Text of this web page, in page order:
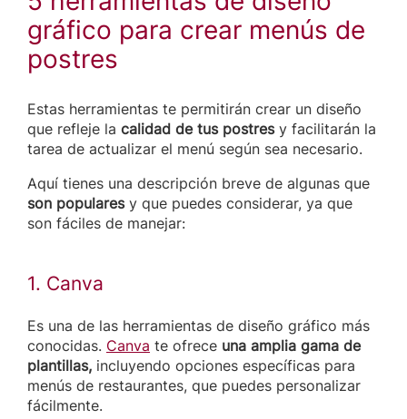
gráfico para crear menús de
postres
Estas herramientas te permitirán crear un diseño
que refleje la calidad de tus postresy facilitarán la
tarea de actualizar el menú según sea necesario.
Aquí tienes una descripción breve de algunas que
son popularesy que puedes considerar, ya que
son fáciles de manejar:
1. Canva
Es una de las herramientas de diseño gráfico más
conocidas. Canva te ofrece una amplia gama de
plantillas, incluyendo opciones específicas para
menús de restaurantes, que puedes personalizar
fácilmente.